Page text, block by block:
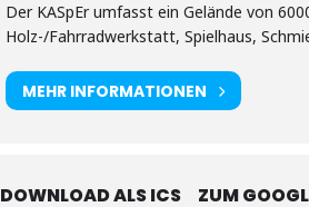
Der KASpEr umfasst ein Gelände von
Holz-/Fahrradwerkstatt, Spielhaus,
MEHR INFORMATIONEN
DOWNLOAD ALS ICS ZUM